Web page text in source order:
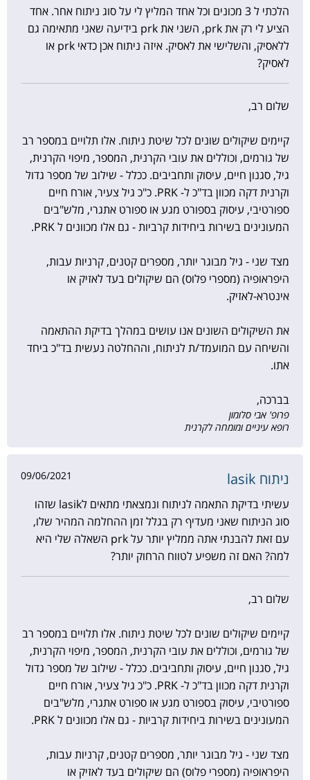
הלכתי ל 3 מכונים וכל אחד המליץ לי על סוג ניתוח אחר. אחד
הציע לי רק את prk, השני את prk בידיעה שאני מתאימה גם
ללאסיק, והשלישי את לאסיק. איזה ניתוח אכן כדאי prk או
לאסיק?
שלום רב,
קיימים שיקולים שונים לכל שיטת ניתוח. אלו תלויים במספר רב
של גורמים, וכוללים את עובי הקרנית, המספר, מיפוי הקרנית,
גיל, סגנון חיים, עיסוק ותחביבים. ככלל - שילוב של מספר גדול
וקרנית דקה מכוון בד"כ ל- PRK. כ"כ גיל צעיר, אורח חיים
ספורטיבי, עיסוק בספורט מגע או ספורט אתגרי, מלש"בים
המעונינים בשירות ביחידות קרביות - גם אלו מכוונים ל PRK.
מצד שני - גיל מבוגר יותר, מספרים קטנים, קרניות עבות,
היפראופיה (מספרי פלוס) הם שיקולים בעד לאזיק או
אינטרא-לאזיק.
את השיקולים השונים אנו עושים במהלך בדיקת ההתאמה
והשיחה עם המועמד/ת לניתוח, וההחלטה נעשית בד"כ ביחד
אתו.
בברכה,
פרופ' אבי סלומון
רופא עיניים ומומחה לקרנית
ניתוח lasik 09/06/2021
עשיתי בדיקת התאמה לניתוח ונמצאתי מתאים לlasik שזהו
סוג הניתוח שאני מעדיף רק בגלל זמן ההחלמה המהיר שלו,
עם זאת להבנתי אתה ממליץ יותר על prk השאלה שלי היא
למה? האם זה משפיע לטווח הרחוק יותר?
שלום רב,
קיימים שיקולים שונים לכל שיטת ניתוח. אלו תלויים במספר רב
של גורמים, וכוללים את עובי הקרנית, המספר, מיפוי הקרנית,
גיל, סגנון חיים, עיסוק ותחביבים. ככלל - שילוב של מספר גדול
וקרנית דקה מכוון בד"כ ל- PRK. כ"כ גיל צעיר, אורח חיים
ספורטיבי, עיסוק בספורט מגע או ספורט אתגרי, מלש"בים
המעונינים בשירות ביחידות קרביות - גם אלו מכוונים ל PRK.
מצד שני - גיל מבוגר יותר, מספרים קטנים, קרניות עבות,
היפראופיה (מספרי פלוס) הם שיקולים בעד לאזיק או